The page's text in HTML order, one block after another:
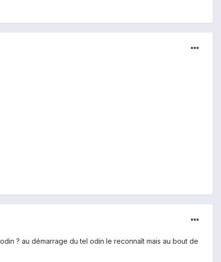
? au démarrage du tel odin le reconnaît mais au bout de